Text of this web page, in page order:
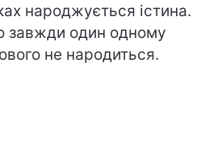
народжується істина.
завжди один одному
не народиться.